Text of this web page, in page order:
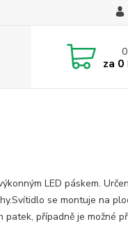
za 0
LED páskem.
se montuje na
patek, případně je možné